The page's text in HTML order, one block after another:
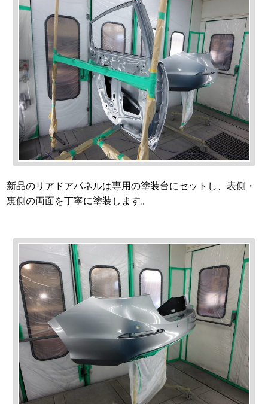
新品のリアドアパネルは専用の塗装台にセットし、表側・
裏側の両面を丁寧に塗装します。